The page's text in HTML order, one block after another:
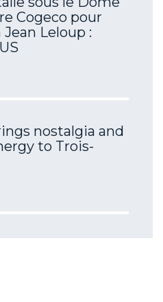
Cogeco pour
Leloup :
nostalgia and
to Trois-